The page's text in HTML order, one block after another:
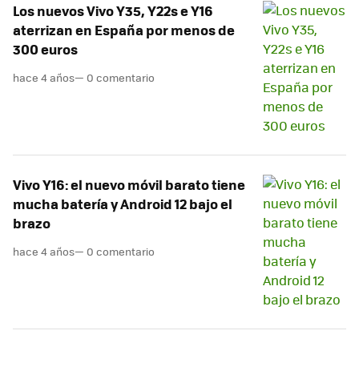
Los nuevos Vivo Y35, Y22s e Y16
aterrizan en España por menos de
300 euros
hace 4 años— 0 comentario
Vivo Y16: el nuevo móvil barato tiene
mucha batería y Android 12 bajo el
brazo
hace 4 años— 0 comentario